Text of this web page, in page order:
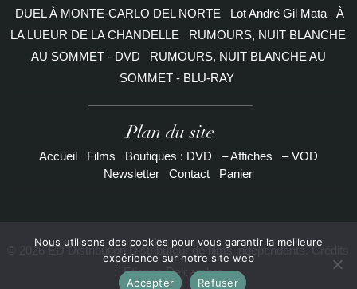
DUEL À MONTE-CARLO DEL NORTE Lot André Gil Mata
À
LA LUEUR DE LA CHANDELLE
RUMOURS, NUIT BLANCHE
AU SOMMET - DVD
RUMOURS, NUIT BLANCHE AU
SOMMET - BLU-RAY
Plan du site
Accueil Films Boutiques : DVD – Affiches
– VOD
Newsletter
Contact Panier
© 2026 ED Distribution Distributeur de films indépendants. Crédits
Etienne Delcambre
Nous utilisons des cookies pour vous garantir la meilleure
expérience sur notre site web
Accepter
Refuser